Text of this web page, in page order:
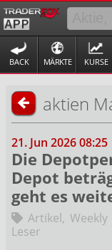
BACK MÄRKTE KURSE
aktien
21. Jun 2026 08:25
Die
Depot
geht es
Artikel,
Leser